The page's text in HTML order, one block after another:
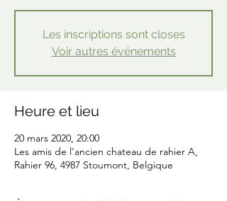
Les inscriptions sont closes
Voir autres événements
Heure et lieu
20 mars 2020, 20:00
Les amis de l'ancien chateau de rahier A,
Rahier 96, 4987 Stoumont, Belgique